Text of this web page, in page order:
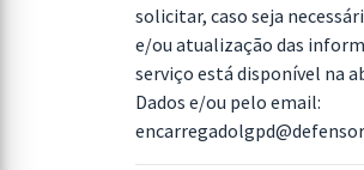
solicitar, caso seja
e/ou atualização das
serviço está disponível na
Dados e/ou pelo email: